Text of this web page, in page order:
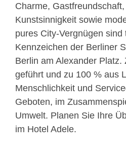
Charme,
Kunstsinnigkeit sowie
pures City-Vergnügen sind
Kennzeichen der Berliner
Berlin am Alexander Platz.
geführt und zu 100 % aus
Menschlichkeit und
Geboten, im
Umwelt. Planen Sie Ihre
im Hotel Adele.